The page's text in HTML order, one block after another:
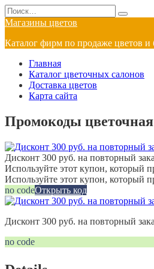
Перейти
к
содержанию
Search
for:
Магазины цветов
Каталог фирм по продаже цветов
Главная
Каталог цветочных салонов
Доставка цветов
Карта сайта
Промокоды цветочная
Дисконт 300 руб. на повторный
Используйте этот купон, который
Используйте этот купон, который
no codeОткрыть код
Дисконт 300 руб. на повторный
no code